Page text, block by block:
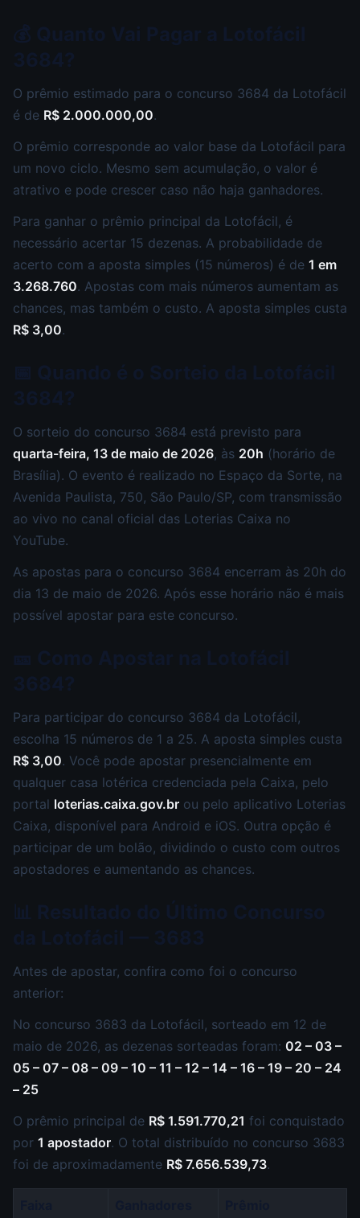
O prêmio estimado para o concurso 3684 da Lotofácil
é de R$ 2.000.000,00.
O prêmio corresponde ao valor base da Lotofácil para
um novo ciclo. Mesmo sem acumulação, o valor é
atrativo e pode crescer caso não haja ganhadores.
Para ganhar o prêmio principal da Lotofácil, é
necessário acertar 15 dezenas. A probabilidade de
acerto com a aposta simples (15 números) é de 1 em
3.268.760. Apostas com mais números aumentam as
chances, mas também o custo. A aposta simples custa
R$ 3,00.
O sorteio do concurso 3684 está previsto para
quarta-feira, 13 de maio de 2026, às 20h (horário de
Brasília). O evento é realizado no Espaço da Sorte, na
Avenida Paulista, 750, São Paulo/SP, com transmissão
ao vivo no canal oficial das Loterias Caixa no
YouTube.
As apostas para o concurso 3684 encerram às 20h do
dia 13 de maio de 2026. Após esse horário não é mais
possível apostar para este concurso.
Para participar do concurso 3684 da Lotofácil,
escolha 15 números de 1 a 25. A aposta simples custa
R$ 3,00. Você pode apostar presencialmente em
qualquer casa lotérica credenciada pela Caixa, pelo
portal loterias.caixa.gov.br ou pelo aplicativo Loterias
Caixa, disponível para Android e iOS. Outra opção é
participar de um bolão, dividindo o custo com outros
apostadores e aumentando as chances.
Antes de apostar, confira como foi o concurso
anterior:
No concurso 3683 da Lotofácil, sorteado em 12 de
maio de 2026, as dezenas sorteadas foram: 02 – 03 –
05 – 07 – 08 – 09 – 10 – 11 – 12 – 14 – 16 – 19 – 20 – 24
– 25
O prêmio principal de R$ 1.591.770,21 foi conquistado
por 1 apostador. O total distribuído no concurso 3683
foi de aproximadamente R$ 7.656.539,73.